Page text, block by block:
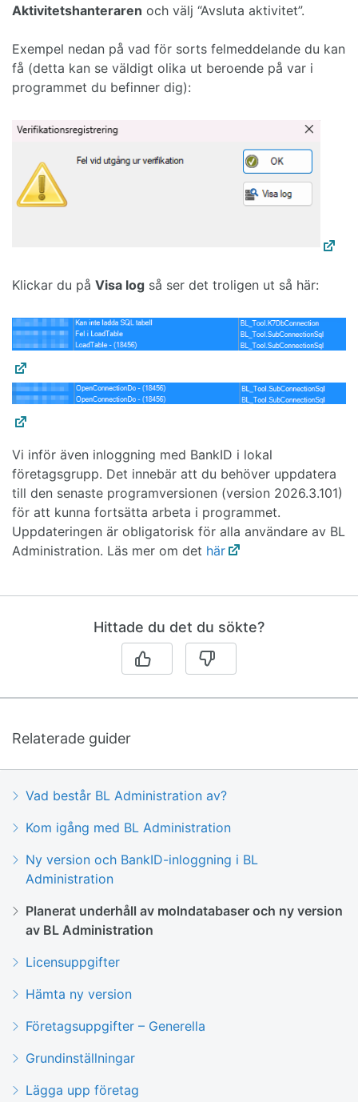
Aktivitetshanteraren och välj “Avsluta aktivitet”.
Exempel nedan på vad för sorts felmeddelande du kan
få (detta kan se väldigt olika ut beroende på var i
programmet du befinner dig):
Klickar du på Visa log så ser det troligen ut så här:
Vi inför även inloggning med BankID i lokal
företagsgrupp. Det innebär att du behöver uppdatera
till den senaste programversionen (version 2026.3.101)
för att kunna fortsätta arbeta i programmet.
Uppdateringen är obligatorisk för alla användare av BL
Administration. Läs mer om det här
Hittade du det du sökte?
Relaterade guider
Vad består BL Administration av?
Kom igång med BL Administration
Ny version och BankID-inloggning i BL
Administration
Planerat underhåll av molndatabaser och ny version
av BL Administration
Licensuppgifter
Hämta ny version
Företagsuppgifter – Generella
Grundinställningar
Lägga upp företag